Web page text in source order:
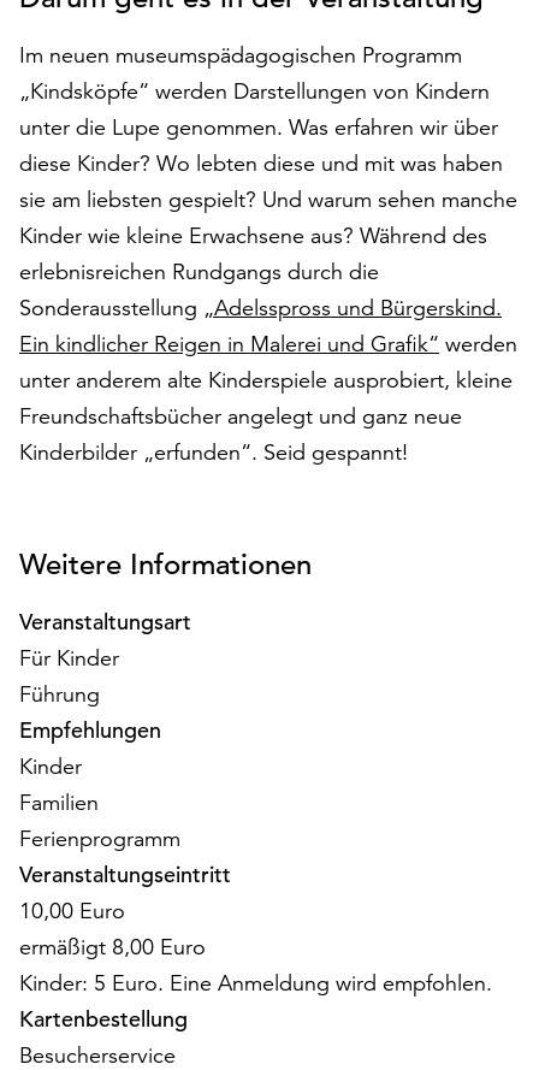
„Alle
akzeptieren“,
um
alle
Cookies
zu
Sie
können
Ihr
Einverständnis
jederzeit
ändern
und
widerrufen.
Dafür
am
Ende
Seite
die
Schaltfläche
„Cookie-
Einstellungen“
zur
Verfügung.
Funktionale
Cookies
werden
auch
ohne
Einverständnis
weiterhin
ausgeführt.
Im neuen museumspädagogischen Programm
„Kindsköpfe“ werden Darstellungen von Kindern
unter die Lupe genommen. Was erfahren wir über
diese Kinder? Wo lebten diese und mit was haben
sie am liebsten gespielt? Und warum sehen manche
Kinder wie kleine Erwachsene aus? Während des
erlebnisreichen Rundgangs durch die
Sonderausstellung „Adelsspross und Bürgerskind.
Ein kindlicher Reigen in Malerei und Grafik“ werden
unter anderem alte Kinderspiele ausprobiert, kleine
Freundschaftsbücher angelegt und ganz neue
Kinderbilder „erfunden“. Seid gespannt!
Weitere Informationen
Veranstaltungsart
Für Kinder
Führung
Empfehlungen
Kinder
Familien
Ferienprogramm
Veranstaltungseintritt
10,00 Euro
ermäßigt 8,00 Euro
Kinder: 5 Euro. Eine Anmeldung wird empfohlen.
Kartenbestellung
Besucherservice